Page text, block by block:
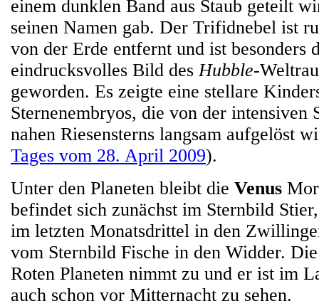
einem dunklen Band aus Staub geteilt
seinen Namen gab. Der Trifidnebel ist
von der Erde entfernt und ist besonders
eindrucksvolles Bild desHubble-
geworden. Es zeigte eine stellare
Sternenembryos, die von der intensiven
nahen Riesensterns langsam aufgelöst
Tages vom 28. April 2009).
Unter den Planeten bleibt die Venus
befindet sich zunächst im Sternbild
im letzten Monatsdrittel in den
vom Sternbild Fische in den Widder.
Roten Planeten nimmt zu und er ist im
auch schon vor Mitternacht zu sehen.